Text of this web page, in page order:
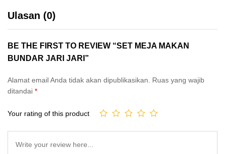
Ulasan (0)
BE THE FIRST TO REVIEW “SET MEJA MAKAN
BUNDAR JARI JARI”
Alamat email Anda tidak akan dipublikasikan.
Ruas yang wajib
ditandai *
Your rating of this product